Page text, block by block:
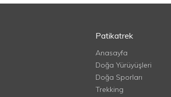
Patikatrek
Anasayfa
Doğa Yürüyüşleri
Doğa Sporları
Trekking